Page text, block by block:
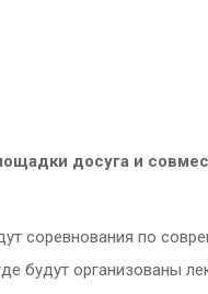
досуга и
соревнования по
будут организованы